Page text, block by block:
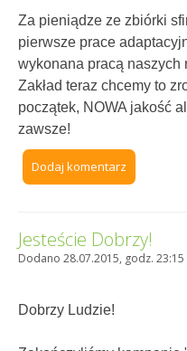
Za pieniądze ze zbiórki
pierwsze prace
wykonana pracą naszych
Zakład teraz chcemy to
początek, NOWA jakość
zawsze!
Dodaj komentarz
Jesteście Dobrzy!
Dodano 28.07.2015, godz. 23:15
Dobrzy Ludzie!